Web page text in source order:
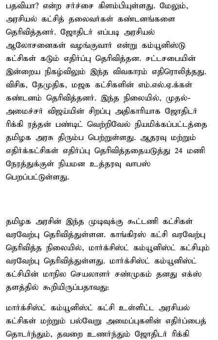
பதவியா? என்ற சர்ச்சை கிளம்பியுள்ளது. மேலும்,
அரசியல் கட்சித் தலைவர்கள் கண்டனங்களை
தெரிவித்தனர். ஜோதிடர் எப்படி அரசியல்
ஆலோசனைகள் வழங்குவார் என்று கம்யூனிஸ்டு
கட்சிகள் கடும் எதிர்ப்பு தெரிவித்தன. சட்டசபையின்
இன்றைய நிகழ்விலும் இந்த விவகாரம் எதிரொலித்தது.
விசிக, தேமுதிக, மஜக கட்சிகளின் எம்.எல்.ஏ.க்கள்
கண்டனம் தெரிவித்தனர். இந்த நிலையில், முதல்-
அமைச்சர் விஜய்யின் சிறப்பு அதிகாரியாக ஜோதிடர்
ரிக்கி ரத்தன் பண்டிட் வெற்றிவேல் நியமிக்கப்பட்டத்தை
தமிழக அரசு திரும்ப பெற்றுள்ளது. ஆதரவு மற்றும்
எதிர்க்கட்சிகள் எதிர்ப்பு தெரிவித்ததையடுத்து 24 மணி
நேரத்துக்குள் நியமன உத்தரவு வாபஸ்
பெறப்பட்டுள்ளது.
தமிழக அரசின் இந்த முடிவுக்கு கூட்டணி கட்சிகள்
வரவேற்பு தெரிவித்துள்ளன. காங்கிரஸ் கட்சி வரவேற்பு
தெரிவித்த நிலையில், மார்க்சிஸ்ட் கம்யூனிஸ்ட் கட்சியும்
வரவேற்பு தெரிவித்துள்ளது. மார்க்சிஸ்ட் கம்யூனிஸ்ட்
கட்சியின் மாநில செயலாளர் சண்முகம் தனது எக்ஸ்
தளத்தில் கூறியிருப்பதாவது:
மார்க்சிஸ்ட் கம்யூனிஸ்ட் கட்சி உள்ளிட்ட அரசியல்
கட்சிகள் மற்றும் பல்வேறு அமைப்புகளின் எதிர்ப்பைத்
தொடர்ந்தும், தவறை உணர்ந்தும் ஜோதிடர் ரிக்கி